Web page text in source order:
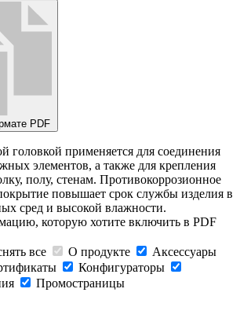
PDF
головкой применяется для соединения
элементов, а также для крепления
полу, стенам. Противокоррозионное
повышает срок службы изделия в
сред и высокой влажности.
которую хотите включить в PDF
все
О продукте
Аксессуары
Конфигураторы
Промостраницы